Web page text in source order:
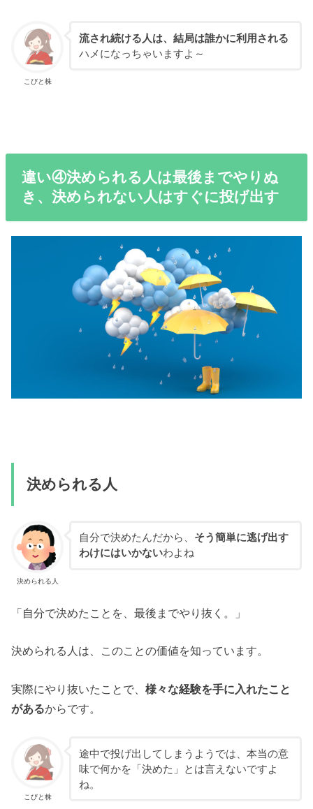
こびと株
流され続ける人は、結局は誰かに利用される
ハメになっちゃいますよ～
違い④決められる人は最後までやりぬ
き、決められない人はすぐに投げ出す
決められる人
決められる人
自分で決めたんだから、 そう簡単に逃げ出す
わけにはいかないわよね
「自分で決めたことを、最後までやり抜く。」
決められる人は、このことの価値を知っています。
実際にやり抜いたことで、様々な経験を手に入れたこと
があるからです。
こびと株
途中で投げ出してしまうようでは、本当の意
味で何かを「決めた」とは言えないですよ
ね。